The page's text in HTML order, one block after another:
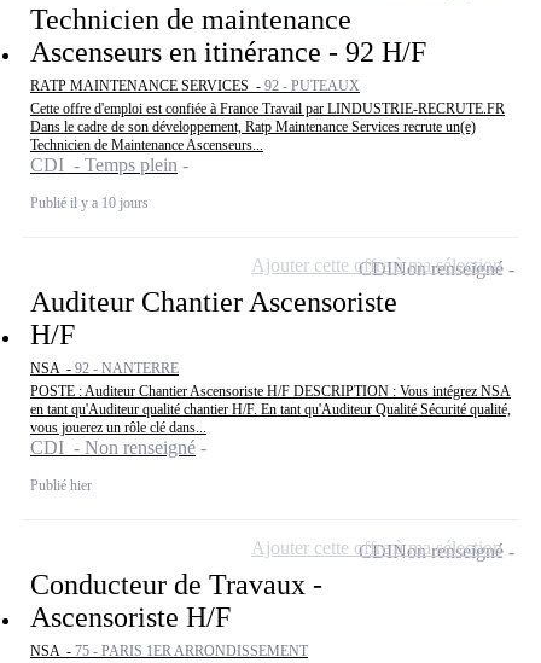
Technicien de maintenance
Ascenseurs en itinérance - 92 H/F
RATP MAINTENANCE SERVICES - 92 - PUTEAUX
Cette offre d'emploi est confiée à France Travail par LINDUSTRIE-RECRUTE.FR
Dans le cadre de son développement, Ratp Maintenance Services recrute un(e)
Technicien de Maintenance Ascenseurs...
CDI - Temps plein
Publié il y a 10 jours
Auditeur Chantier Ascensoriste
H/F
NSA - 92 - NANTERRE
POSTE : Auditeur Chantier Ascensoriste H/F DESCRIPTION : Vous intégrez NSA
en tant qu'Auditeur qualité chantier H/F. En tant qu'Auditeur Qualité Sécurité qualité,
vous jouerez un rôle clé dans...
CDI - Non renseigné
Publié hier
CDINon renseigné
Ajouter cette offre à ma sélection
Conducteur de Travaux -
Ascensoriste H/F
NSA - 75 - PARIS 1ER ARRONDISSEMENT
CDINon renseigné
Ajouter cette offre à ma sélection